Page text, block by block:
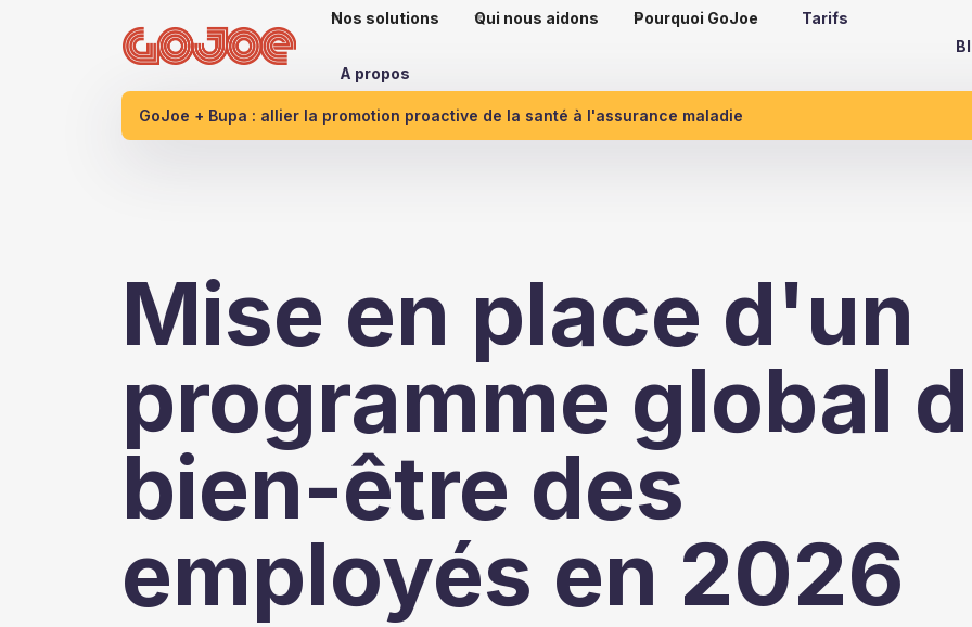
Nos solutions Qui nous aidons Pourquoi GoJoe Tarifs
A propos
GoJoe + Bupa : allier la promotion proactive de la santé à l'assurance maladie
Mise en place d'un
programme global
bien-être des
employés en 2026